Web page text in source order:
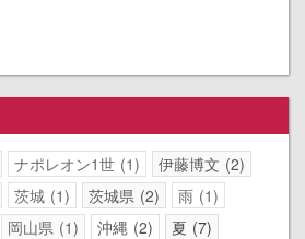
ナポレオン1世 1 伊藤博文 2
茨城 1 茨城県 2 雨 1
岡山県 1 沖縄 2 夏 7